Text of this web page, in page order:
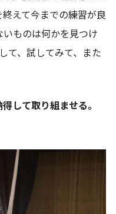
えて今までの練習が良
ものは何かを見つけ
て、試してみて、また
して取り組ませる。